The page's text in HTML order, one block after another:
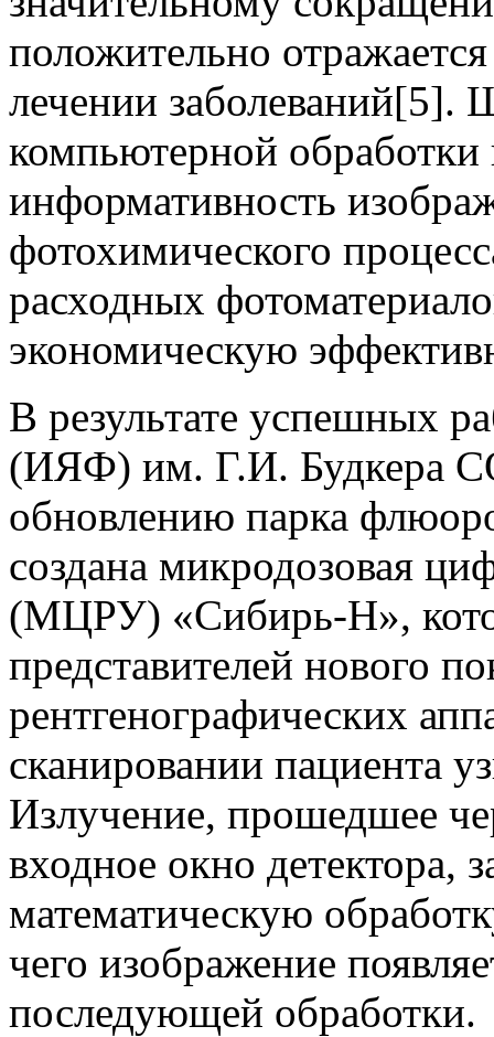
положительно
лечении заболеваний[5].
компьютерной
информативность
фотохимического
расходных
экономическую
В результате успешных
(ИЯФ) им. Г.И. Будкера
обновлению парка
создана микродозовая
(МЦРУ) «Сибирь-Н»,
представителей нового
рентгенографических
сканировании пациента
Излучение, прошедшее
входное окно детектора,
математическую
чего изображение
последующей обработки.